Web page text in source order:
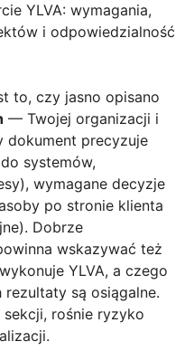
YLVA: wymagania,
i odpowiedzialność
to, czy jasno opisano
— Twojej organizacji i
dokument precyzuje
systemów,
wymagane decyzje
po stronie klienta
Dobrze
wskazywać też
YLVA, a czego
są osiągalne.
rośnie ryzyko